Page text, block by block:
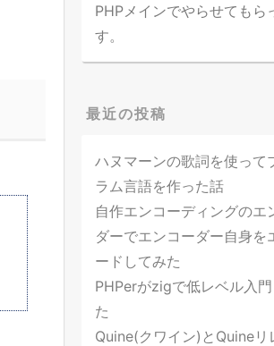
PHPメインでやらせてもら
す。
最近の投稿
ハヌマーンの歌詞を使って
ラム言語を作った話
自作エンコーディングのエ
ダーでエンコーダー自身を
ードしてみた
PHPerがzigで低レベル入
た
Quine(クワイン)とQuineリ